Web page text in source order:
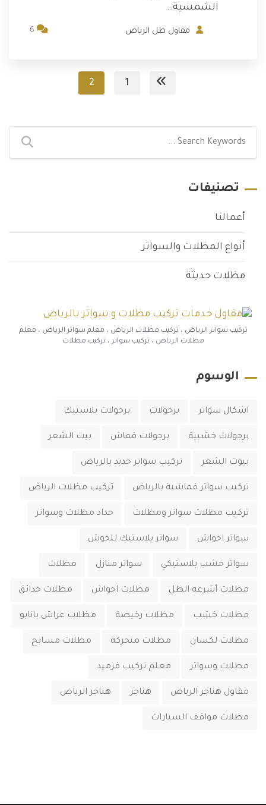
الشمسية…
مقاول ظل الرياض
1
2
تصنيفات
أعمالنا
أنواع المظلات والسواتر
مظلات حديثة
تركيب سواتر الرياض ، تركيب مظلات الرياض ، معلم سواتر الرياض ، معلم
مظلات الرياض ، تركيب سواتر ، تركيب مظلات
الوسوم
اشكال سواتر برجولات برجولات بلاستيك
برجولات خشبية برجولات قماش بيت الشعر
بيوت الشعر تركيب سواتر حديد بالرياض
تركيب سواتر قماشية بالرياض تركيب مظلات الرياض
تركيب مظلات سواتر ومظلات حداد مظلات وسواتر
سواتر احواش سواتر بلاستيك للحوش
سواتر خشب بلاستيكي سواتر منازل مظلات
مظلات أشرعه الظل مظلات احواش مظلات حدائق
مظلات خشب مظلات رخيصة مظلات عراش بانابو
مظلات لكسان مظلات متحركة مظلات مسابح
مظلات وسواتر معلم تركيب قرميد
مقاول هناجر الرياض هناجر هناجر الرياض
‏مظلات مواقف السيارات